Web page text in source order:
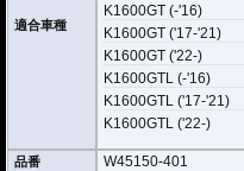
適合車種
K1600GT (-'16)
K1600GT ('17-'21)
K1600GT ('22-)
K1600GTL (-'16)
K1600GTL ('17-'21)
K1600GTL ('22-)
品番 W45150-401